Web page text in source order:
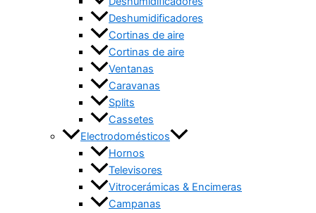
Deshumidificadores
Cortinas de aire
Cortinas de aire
Ventanas
Caravanas
Splits
Cassetes
Electrodomésticos
Hornos
Televisores
Vitrocerámicas & Encimeras
Campanas